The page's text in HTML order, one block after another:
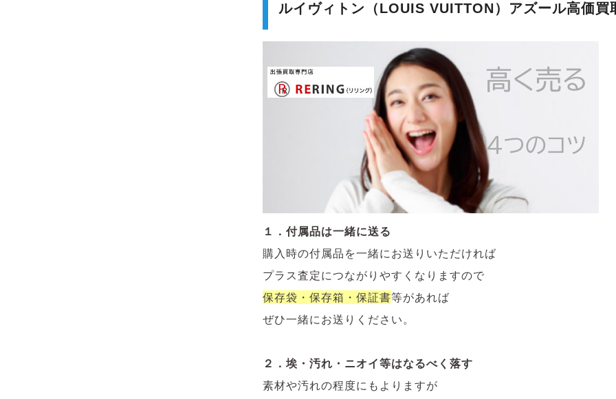
ルイヴィトン（LOUIS VUITTON）アズール高価買
１．付属品は一緒に送る
購入時の付属品を一緒にお送りいただければ
プラス査定につながりやすくなりますので
保存袋・保存箱・保証書等があれば
ぜひ一緒にお送りください。
２．埃・汚れ・ニオイ等はなるべく落す
素材や汚れの程度にもよりますが